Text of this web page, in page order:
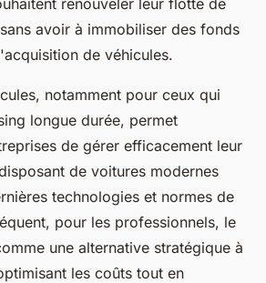
renouveler leur flotte de
avoir à immobiliser des fonds
de véhicules.
notamment pour ceux qui
longue durée, permet
de gérer efficacement leur
de voitures modernes
technologies et normes de
pour les professionnels, le
une alternative stratégique à
les coûts tout en